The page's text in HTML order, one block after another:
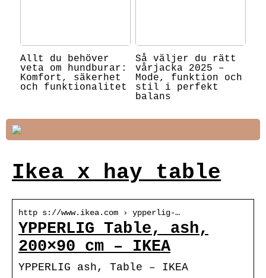
Allt du behöver
veta om hundburar:
Komfort, säkerhet
och funktionalitet
Så väljer du rätt
vårjacka 2025 –
Mode, funktion och
stil i perfekt
balans
Ikea x hay table
http s://www.ikea.com › ypperlig-…
YPPERLIG Table, ash,
200×90 cm – IKEA
YPPERLIG ash, Table – IKEA